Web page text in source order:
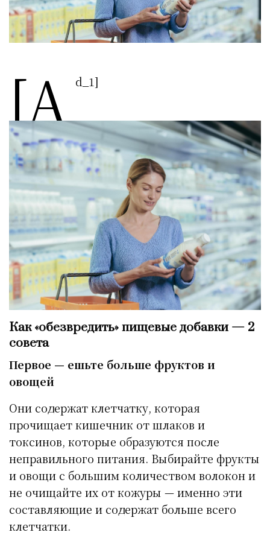
[a d_1]
Как «обезвредить» пищевые добавки — 2
совета
Первое — ешьте больше фруктов и
овощей
Они содержат клетчатку, которая
прочищает кишечник от шлаков и
токсинов, которые образуются после
неправильного питания. Выбирайте фрукты
и овощи с большим количеством волокон и
не очищайте их от кожуры — именно эти
составляющие и содержат больше всего
клетчатки.